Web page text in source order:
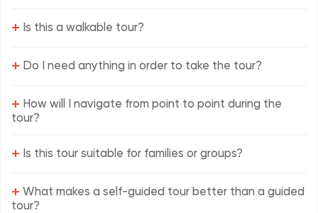
+ Is this a walkable tour?
+ Do I need anything in order to take the tour?
+ How will I navigate from point to point during the
tour?
+ Is this tour suitable for families or groups?
+ What makes a self-guided tour better than a guided
tour?